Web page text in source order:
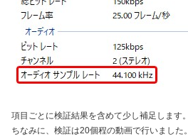
項目ごとに検証結果を含めて少し補足します。
ちなみに、検証は20個程の動画で行いました。